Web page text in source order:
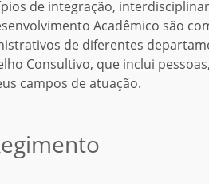
de integração,
Acadêmico são
de diferentes
Consultivo, que inclui
campos de atuação.